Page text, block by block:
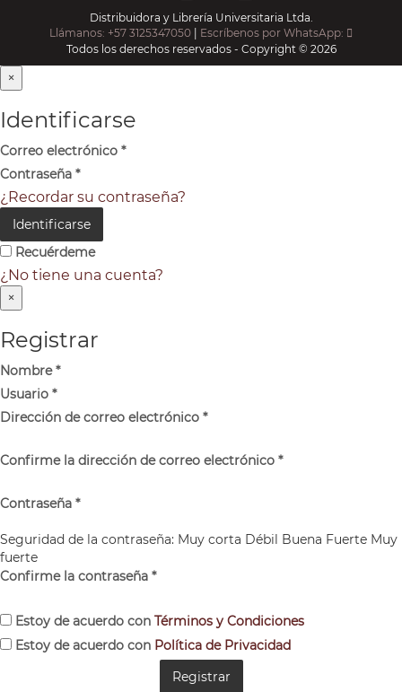
Distribuidora y Librería Universitaria Ltda.
Llámanos: +57 3125347050
Escríbenos por WhatsApp:
Todos los derechos reservados - Copyright © 2026
×
Identificarse
Correo electrónico *
Contraseña *
¿Recordar su contraseña?
Identificarse
Recuérdeme
¿No tiene una cuenta?
×
Registrar
Nombre*
Usuario *
Dirección de correo electrónico *
Confirme la dirección de correo electrónico *
Contraseña *
Seguridad de la contraseña: Muy corta Débil Buena Fuerte Muy
fuerte
Confirme la contraseña *
Estoy de acuerdo con Términos y Condiciones
Estoy de acuerdo con Política de Privacidad
Registrar